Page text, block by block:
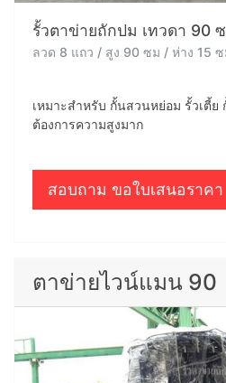
รั้วตาข่ายถักปม เทวดา 90
ลวด 8 แถว / สูง 90 ซม / ห่าง 15
เหมาะสำหรับ กั้นสวนหย่อม รั้วเตี้ย
ต้องการความสูงมาก
สอบถาม ขอใบเสนอราคา
ตาข่ายไวน์แมน 90